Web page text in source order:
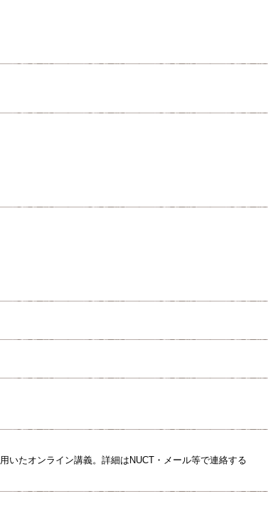
いたオンライン講義。詳細はNUCT・メール等で連絡する